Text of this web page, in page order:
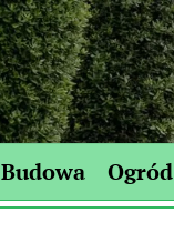
Budowa Ogród